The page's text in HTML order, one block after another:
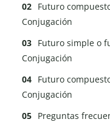
Futuro
Conjugación
Futuro simple o
Conjugación
Futuro
Conjugación
Preguntas